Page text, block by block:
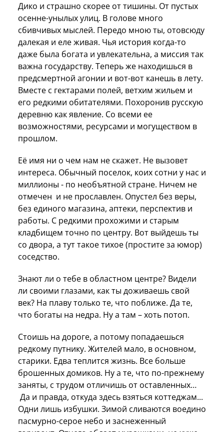
Дико и страшно скорее от тишины. От пустых
осенне-унылых улиц. В голове много
сбивчивых мыслей. Передо мною ты, отовсюду
далекая и еле живая. Чья история когда-то
даже была богата и увлекательна, а миссия так
важна государству. Теперь же находишься в
предсмертной агонии и вот-вот канешь в лету.
Вместе с гектарами полей, ветхим жильем и
его редкими обитателями. Похоронив русскую
деревню как явление. Со всеми ее
возможностями, ресурсами и могуществом в
прошлом.
Её имя ни о чем нам не скажет. Не вызовет
интереса. Обычный поселок, коих сотни у нас и
миллионы - по необъятной стране. Ничем не
отмечен и не прославлен. Опустел без веры,
без единого магазина, аптеки, перспектив и
работы. С редкими прохожими и старым
кладбищем точно по центру. Вот выйдешь ты
со двора, а тут такое тихое (простите за юмор)
соседство.
Знают ли о тебе в областном центре? Видели
ли своими глазами, как ты доживаешь свой
век? На плаву только те, что поближе. Да те,
что богаты на недра. Ну а там – хоть потоп.
Стоишь на дороге, а потому попадаешься
редкому путнику. Жителей мало, в основном,
старики. Едва теплится жизнь. Все больше
брошенных домиков. Ну а те, что по-прежнему
заняты, с трудом отличишь от оставленных…
Да и правда, откуда здесь взяться коттеджам...
Одни лишь избушки. Зимой сливаются воедино
пасмурно-серое небо и заснеженный